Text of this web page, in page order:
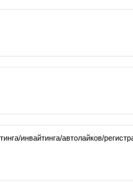
инвайтинга/автолайков/